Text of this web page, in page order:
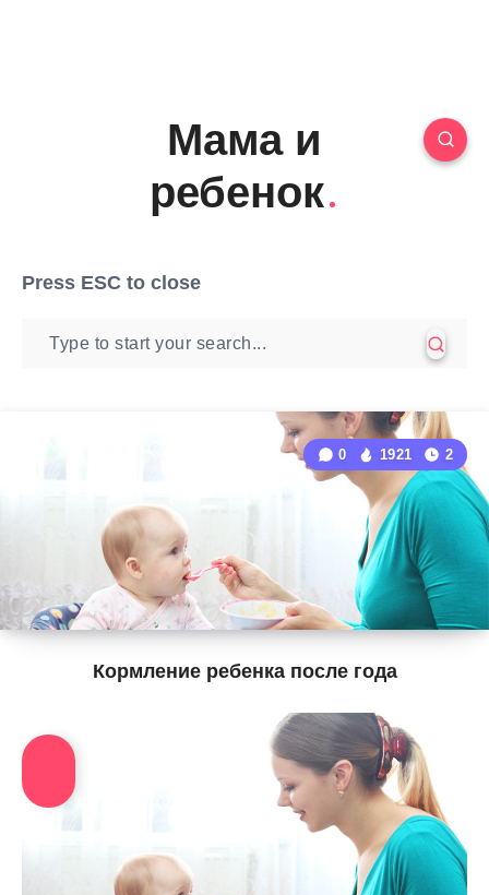
Мама и
ребенок
Press ESC to close
Кормление ребенка после года
0 1921 2